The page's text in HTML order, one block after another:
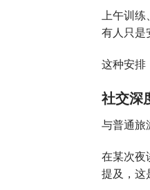
上午训练
有人只是
这种安排
社交深
与普通旅
在某次夜
提及，这